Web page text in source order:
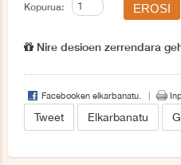
Kopurua:
Nire desioen zerrendara
Facebooken elkarbanatu.
Tweet Elkarbanatu